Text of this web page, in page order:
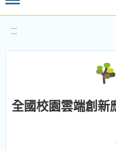
:::
全國校園雲端創新